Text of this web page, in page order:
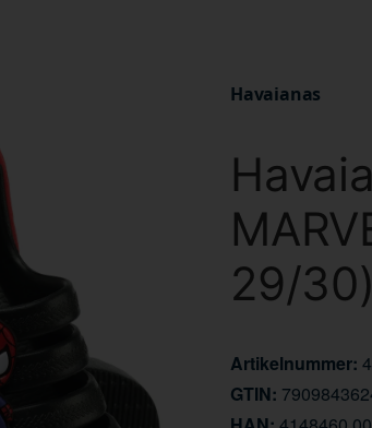
Havaianas
29/30)
Artikelnummer:
GTIN: